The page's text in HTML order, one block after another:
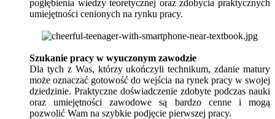
pogłębienia wiedzy teoretycznej oraz zdobycia praktycznych
umiejętności cenionych na rynku pracy.
Szukanie pracy w wyuczonym zawodzie
Dla tych z Was, którzy ukończyli technikum, zdanie matury
może oznaczać gotowość do wejścia na rynek pracy w swojej
dziedzinie. Praktyczne doświadczenie zdobyte podczas nauki
oraz umiejętności zawodowe są bardzo cenne i mogą
pozwolić Wam na szybkie podjęcie pierwszej pracy.